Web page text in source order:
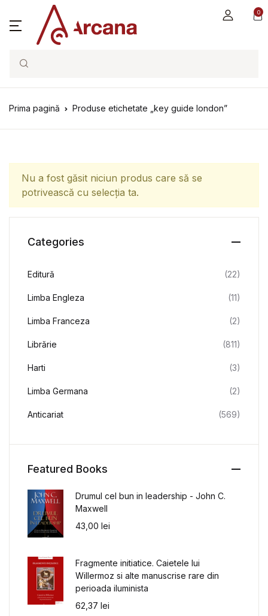
0
Search
Prima pagină Produse etichetate „key guide london”
Nu a fost găsit niciun produs care să se
potrivească cu selecția ta.
Categories
Editură (22)
Limba Engleza (11)
Limba Franceza (2)
Librărie (811)
Harti (3)
Limba Germana (2)
Anticariat (569)
Featured Books
Drumul cel bun in leadership - John C.
Maxwell
43,00 lei
Fragmente initiatice. Caietele lui
Willermoz si alte manuscrise rare din
perioada iluminista
62,37 lei